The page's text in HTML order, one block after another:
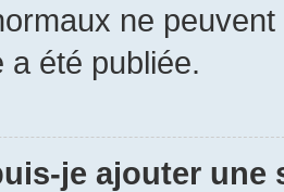
ne
a été publiée.
je ajouter une